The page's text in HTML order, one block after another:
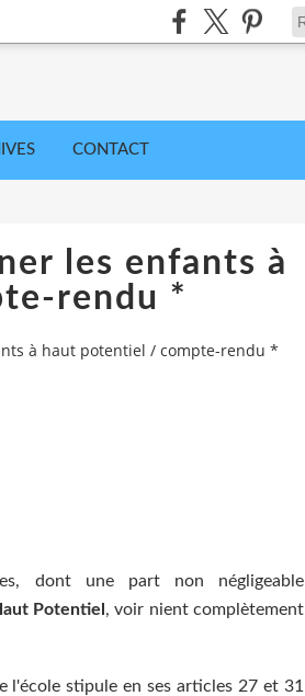
CONTACT
les enfants à
rendu *
à haut potentiel / compte-rendu *
dont une part non négligeable
Potentiel , voir nient complètement
stipule en ses articles 27 et 31